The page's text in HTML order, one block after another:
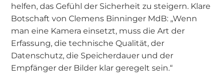
helfen, das Gefühl der Sicherheit zu steigern. Klare
Botschaft von Clemens Binninger MdB: „Wenn
man eine Kamera einsetzt, muss die Art der
Erfassung, die technische Qualität, der
Datenschutz, die Speicherdauer und der
Empfänger der Bilder klar geregelt sein.“